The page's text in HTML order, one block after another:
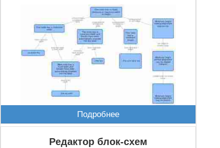
Подробнее
Редактор блок-схем